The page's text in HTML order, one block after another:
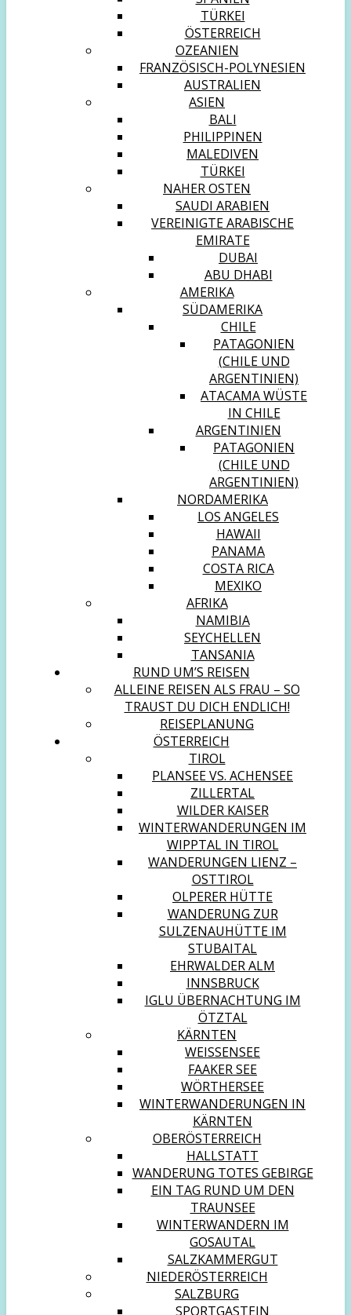
TÜRKEI
ÖSTERREICH
OZEANIEN
FRANZÖSISCH-POLYNESIEN
AUSTRALIEN
ASIEN
BALI
PHILIPPINEN
MALEDIVEN
TÜRKEI
NAHER OSTEN
SAUDI ARABIEN
VEREINIGTE ARABISCHE
EMIRATE
DUBAI
ABU DHABI
AMERIKA
SÜDAMERIKA
CHILE
PATAGONIEN
(CHILE UND
ARGENTINIEN)
ATACAMA WÜSTE
IN CHILE
ARGENTINIEN
PATAGONIEN
(CHILE UND
ARGENTINIEN)
NORDAMERIKA
LOS ANGELES
HAWAII
PANAMA
COSTA RICA
MEXIKO
AFRIKA
NAMIBIA
SEYCHELLEN
TANSANIA
RUND UM’S REISEN
ALLEINE REISEN ALS FRAU – SO
TRAUST DU DICH ENDLICH!
REISEPLANUNG
ÖSTERREICH
TIROL
PLANSEE VS. ACHENSEE
ZILLERTAL
WILDER KAISER
WINTERWANDERUNGEN IM
WIPPTAL IN TIROL
WANDERUNGEN LIENZ –
OSTTIROL
OLPERER HÜTTE
WANDERUNG ZUR
SULZENAUHÜTTE IM
STUBAITAL
EHRWALDER ALM
INNSBRUCK
IGLU ÜBERNACHTUNG IM
ÖTZTAL
KÄRNTEN
WEISSENSEE
FAAKER SEE
WÖRTHERSEE
WINTERWANDERUNGEN IN
KÄRNTEN
OBERÖSTERREICH
HALLSTATT
WANDERUNG TOTES GEBIRGE
EIN TAG RUND UM DEN
TRAUNSEE
WINTERWANDERN IM
GOSAUTAL
SALZKAMMERGUT
NIEDERÖSTERREICH
SALZBURG
SPORTGASTEIN